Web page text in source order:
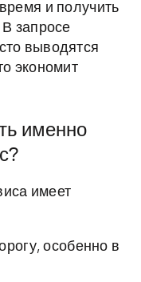
и получить
запросе
выводятся
экономит
именно
имеет
особенно в